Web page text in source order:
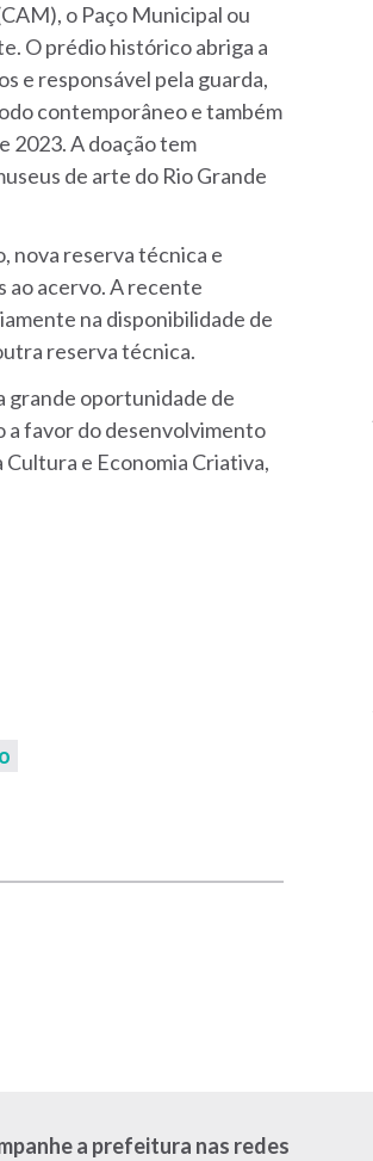
o Paço Municipal ou
O prédio histórico abriga a
e responsável pela guarda,
contemporâneo e também
2023. A doação tem
de arte do Rio Grande
nova reserva técnica e
ao acervo. A recente
na disponibilidade de
reserva técnica.
grande oportunidade de
a favor do desenvolvimento
e Economia Criativa,
a prefeitura nas redes